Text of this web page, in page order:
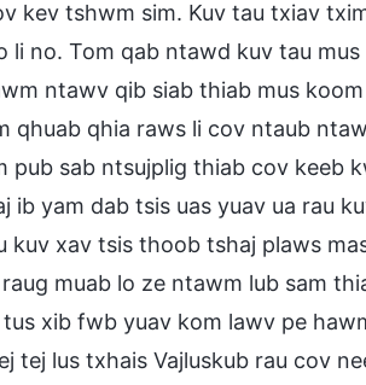
kev tshwm sim. Kuv tau txiav
li no. Tom qab ntawd kuv tau
ntawv qib siab thiab mus
qhuab qhia raws li cov ntaub
pub sab ntsujplig thiab cov keeb
ib yam dab tsis uas yuav ua rau
kuv xav tsis thoob tshaj plaws
muab lo ze ntawm lub sam
xib fwb yuav kom lawv pe
tej lus txhais Vajluskub rau cov